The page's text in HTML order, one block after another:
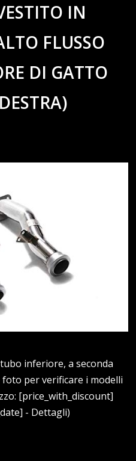
IN
FLUSSO
DI GATTO
inferiore, a seconda
per verificare i modelli
[price_with_discount]
- Dettagli)